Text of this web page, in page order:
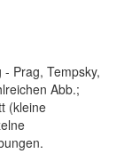
Prag, Tempsky,
Abb.;
(kleine